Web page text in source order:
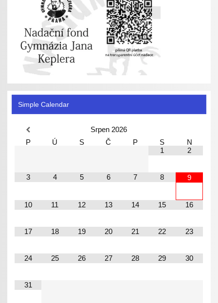
Simple Calendar
Srpen 2026
P
Ú S Č P S
N
1
2
3 4 5 6 7 8 9
10 11 12 13 14 15 16
17 18 19 20 21 22 23
24 25 26 27 28 29 30
31